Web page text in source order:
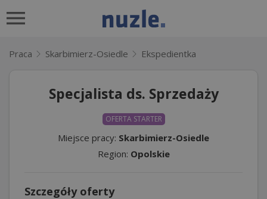
Praca Skarbimierz-Osiedle Ekspedientka
Specjalista ds. Sprzedaży
OFERTA STARTER
Miejsce pracy: Skarbimierz-Osiedle
Region: Opolskie
Szczegóły oferty